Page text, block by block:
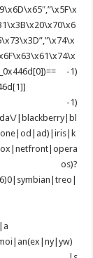
-1)
-1)
|blackberry|bl
os)?